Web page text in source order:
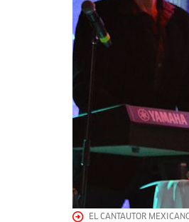
EL CANTAUTOR